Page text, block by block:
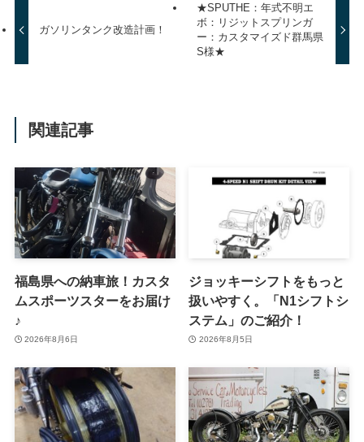
ガソリンタンク改造計画！
★SPUTHE：年式不明エ
ボ：リジットスプリンガ
ー：カスタマイズド群馬県
S様★
関連記事
福島県への納車旅！カスタ
ムスポーツスターをお届け
♪
2026年8月6日
ジョッキーシフトをもっと
扱いやすく。「N1シフトシ
ステム」のご紹介！
2026年8月5日